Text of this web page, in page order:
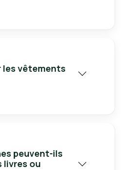
vêtements
peuvent-ils
livres ou